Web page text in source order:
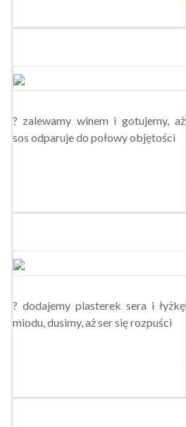
? zalewamy winem i gotujemy, aż
sos odparuje do połowy objętości
? dodajemy plasterek sera i łyżkę
miodu, dusimy, aż ser się rozpuści